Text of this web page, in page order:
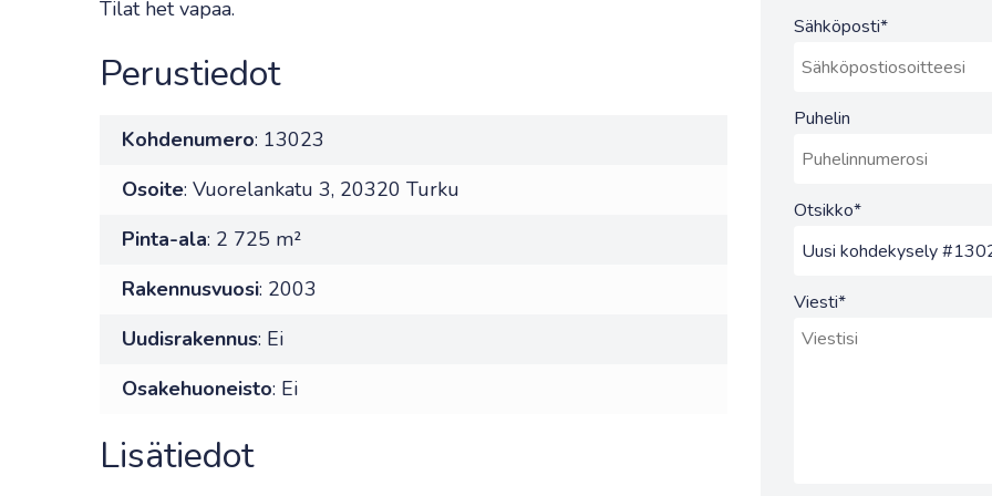
Tilat het vapaa.
Perustiedot
Kohdenumero: 13023
Osoite: Vuorelankatu 3, 20320 Turku
Pinta-ala: 2 725 m²
Rakennusvuosi: 2003
Uudisrakennus: Ei
Osakehuoneisto: Ei
Lisätiedot
Sähköposti*
Puhelin
Otsikko*
Viesti*